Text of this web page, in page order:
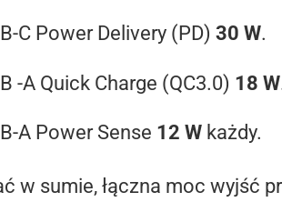
C Power Delivery (PD)30 W.
-A Quick Charge (QC3.0) 18 W
A Power Sense 12 W każdy.
w sumie, łączna moc wyjść